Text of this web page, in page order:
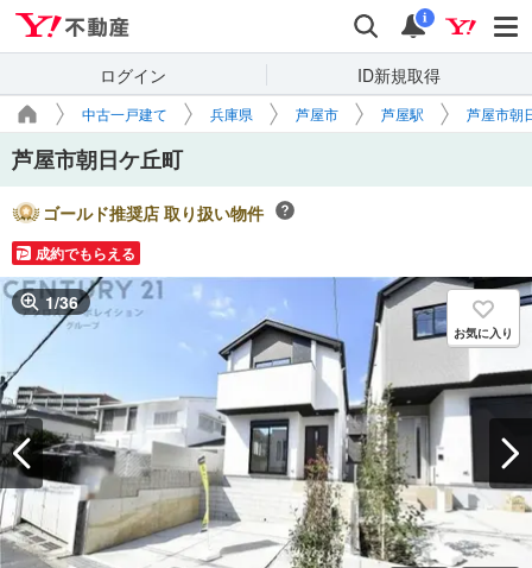
検索 通知
i
ログイン ID新規取得
中古一戸建て 兵庫県 芦屋市 芦屋駅 芦屋市朝
芦屋市朝日ケ丘町
ゴールド推奨店 取り扱い物件
成約でもらえる
1/36
お気に入り